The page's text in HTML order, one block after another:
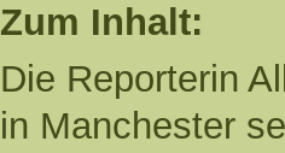
Zum Inhalt:
Die Reporterin
in Manchester